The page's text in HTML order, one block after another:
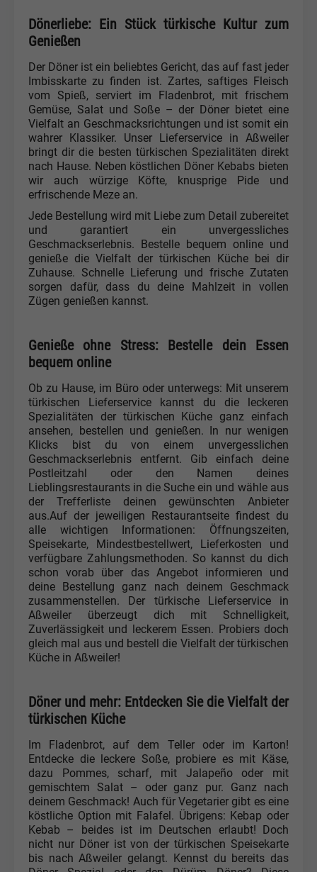
Dönerliebe: Ein Stück türkische Kultur zum
Genießen
Der Döner ist ein beliebtes Gericht, das auf fast jeder
Imbisskarte zu finden ist. Zartes, saftiges Fleisch
vom Spieß, serviert im Fladenbrot, mit frischem
Gemüse, Salat und Soße – der Döner bietet eine
Vielfalt an Geschmacksrichtungen und ist somit ein
wahrer Klassiker. Unser Lieferservice in Aßweiler
bringt dir die besten türkischen Spezialitäten direkt
nach Hause. Neben köstlichen Döner Kebabs bieten
wir auch würzige Köfte, knusprige Pide und
erfrischende Meze an.
Jede Bestellung wird mit Liebe zum Detail zubereitet
und garantiert ein unvergessliches
Geschmackserlebnis. Bestelle bequem online und
genieße die Vielfalt der türkischen Küche bei dir
Zuhause. Schnelle Lieferung und frische Zutaten
sorgen dafür, dass du deine Mahlzeit in vollen
Zügen genießen kannst.
Genieße ohne Stress: Bestelle dein Essen
bequem online
Ob zu Hause, im Büro oder unterwegs: Mit unserem
türkischen Lieferservice kannst du die leckeren
Spezialitäten der türkischen Küche ganz einfach
ansehen, bestellen und genießen. In nur wenigen
Klicks bist du von einem unvergesslichen
Geschmackserlebnis entfernt. Gib einfach deine
Postleitzahl oder den Namen deines
Lieblingsrestaurants in die Suche ein und wähle aus
der Trefferliste deinen gewünschten Anbieter
aus.Auf der jeweiligen Restaurantseite findest du
alle wichtigen Informationen: Öffnungszeiten,
Speisekarte, Mindestbestellwert, Lieferkosten und
verfügbare Zahlungsmethoden. So kannst du dich
schon vorab über das Angebot informieren und
deine Bestellung ganz nach deinem Geschmack
zusammenstellen. Der türkische Lieferservice in
Aßweiler überzeugt dich mit Schnelligkeit,
Zuverlässigkeit und leckerem Essen. Probiers doch
gleich mal aus und bestell die Vielfalt der türkischen
Küche in Aßweiler!
Döner und mehr: Entdecken Sie die Vielfalt der
türkischen Küche
Im Fladenbrot, auf dem Teller oder im Karton!
Entdecke die leckere Soße, probiere es mit Käse,
dazu Pommes, scharf, mit Jalapeño oder mit
gemischtem Salat – oder ganz pur. Ganz nach
deinem Geschmack! Auch für Vegetarier gibt es eine
köstliche Option mit Falafel. Übrigens: Kebap oder
Kebab – beides ist im Deutschen erlaubt! Doch
nicht nur Döner ist von der türkischen Speisekarte
bis nach Aßweiler gelangt. Kennst du bereits das